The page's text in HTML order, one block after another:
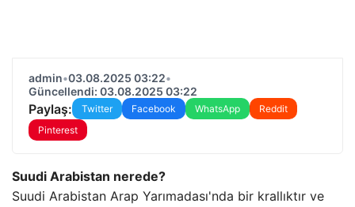
admin•03.08.2025 03:22•
Güncellendi: 03.08.2025 03:22
Paylaş: Twitter Facebook WhatsApp
Reddit
Pinterest
Suudi Arabistan nerede?
Suudi Arabistan Arap Yarımadası'nda bir krallıktır ve